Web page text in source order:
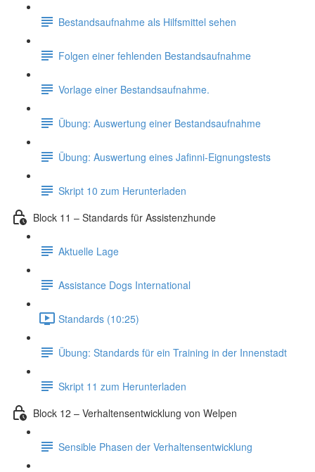
Bestandsaufnahme als Hilfsmittel sehen
Folgen einer fehlenden Bestandsaufnahme
Vorlage einer Bestandsaufnahme.
Übung: Auswertung einer Bestandsaufnahme
Übung: Auswertung eines Jafinni-Eignungstests
Skript 10 zum Herunterladen
Block 11 – Standards für Assistenzhunde
Aktuelle Lage
Assistance Dogs International
Standards (10:25)
Übung: Standards für ein Training in der Innenstadt
Skript 11 zum Herunterladen
Block 12 – Verhaltensentwicklung von Welpen
Sensible Phasen der Verhaltensentwicklung